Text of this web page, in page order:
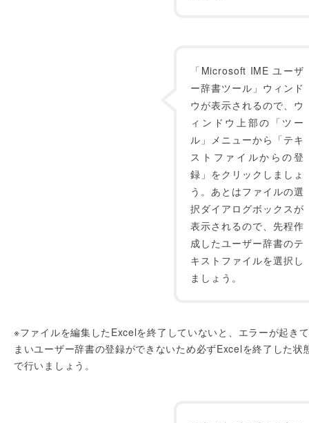
「Microsoft IME ユーザ
ー辞書ツール」ウィンド
ウが表示されるので、ウ
ィンドウ上部の「ツー
ル」メニューから「テキ
ストファイルからの登
録」をクリックしましょ
う。あとはファイルの選
択ダイアログボックスが
表示されるので、先程作
成したユーザー辞書のテ
キストファイルを選択し
ましょう。
※ファイルを編集したExcelを終了していないと、エラーが起き
まいユーザー辞書の登録ができないため必ずExcelを終了した状
で行いましょう。